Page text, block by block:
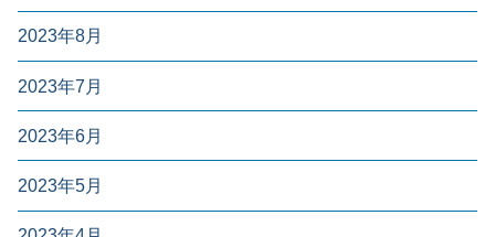
2023年8月
2023年7月
2023年6月
2023年5月